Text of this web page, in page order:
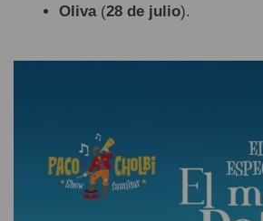
Oliva(28 de julio).